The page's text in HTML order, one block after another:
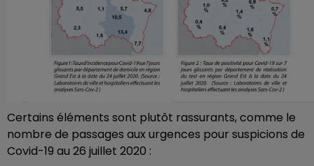
Certains éléments sont plutôt rassurants, comme le
nombre de passages aux urgences pour suspicions de
Covid-19 au 26 juillet 2020 :